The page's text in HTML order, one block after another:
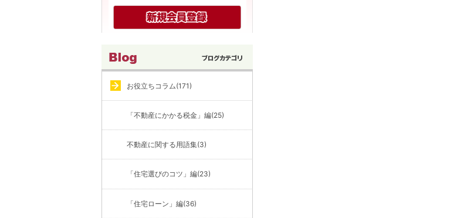
お役立ちコラム(171)
「不動産にかかる税金」編(25)
不動産に関する用語集(3)
「住宅選びのコツ」編(23)
「住宅ローン」編(36)